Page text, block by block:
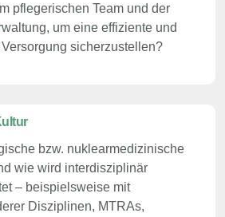
pflegerischen Team und der
um eine effiziente und
sicherzustellen?
bzw. nuklearmedizinische
wie wird interdisziplinär
– beispielsweise mit
Disziplinen, MTRAs,